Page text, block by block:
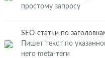
простому запросу
SEO-статьи по
Пишет текст по
него meta-теги